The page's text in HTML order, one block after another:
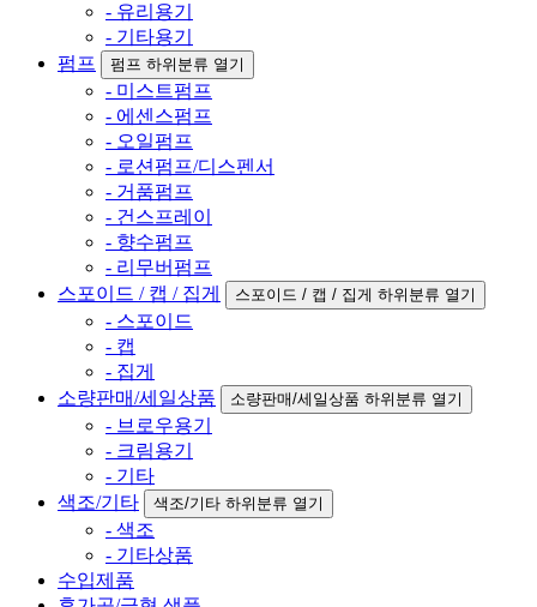
- 유리용기
- 기타용기
펌프
펌프 하위분류 열기
- 미스트펌프
- 에센스펌프
- 오일펌프
- 로션펌프/디스펜서
- 거품펌프
- 건스프레이
- 향수펌프
- 리무버펌프
스포이드 / 캡 / 집게
스포이드 / 캡 / 집게 하위분류 열기
- 스포이드
- 캡
- 집게
소량판매/세일상품
소량판매/세일상품 하위분류 열기
- 브로우용기
- 크림용기
- 기타
색조/기타
색조/기타 하위분류 열기
- 색조
- 기타상품
수입제품